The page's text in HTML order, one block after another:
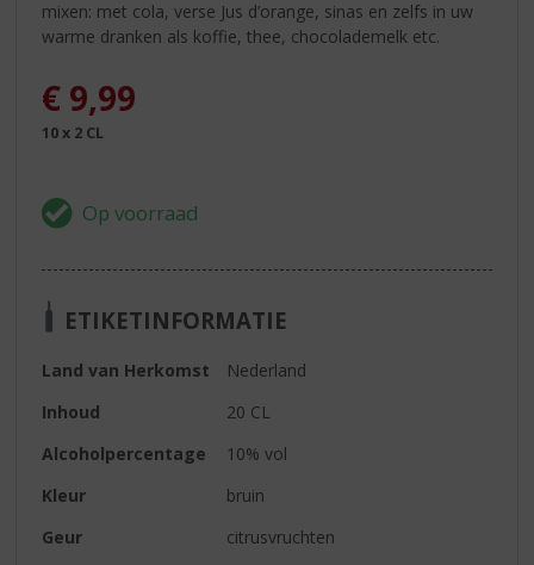
mixen: met cola, verse Jus d’orange, sinas en zelfs in uw
warme dranken als koffie, thee, chocolademelk etc.
€ 9,99
10 x 2 CL
ETIKETINFORMATIE
Land van Herkomst
Nederland
Inhoud
20 CL
Alcoholpercentage
10% vol
Kleur
bruin
Geur
citrusvruchten